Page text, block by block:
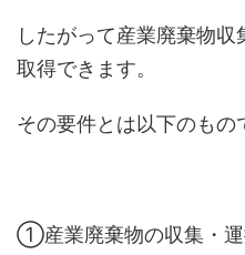
したがって産業廃棄物
取得できます。
その要件とは以下のもの
①産業廃棄物の収集・運